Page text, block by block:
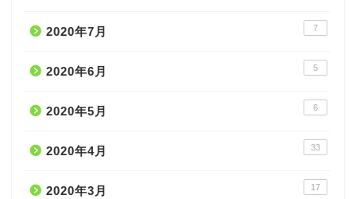
2020年7月 7
2020年6月 5
2020年5月 6
2020年4月 33
2020年3月 17